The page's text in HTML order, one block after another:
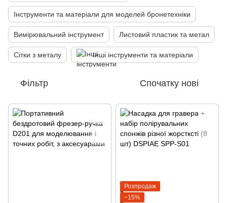
Інструменти та матеріали для моделей бронетехніки
Вимірювальний інструмент Листовий пластик та метал
Сітки з металу Інші інструменти та матеріали
Фільтр Спочатку нові
Розпродаж
−15%